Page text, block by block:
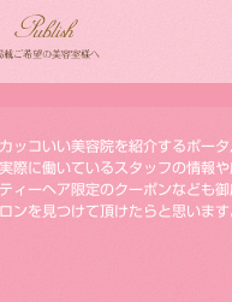
ッコいい美容院を紹介するポー
際に働いているスタッフの情報
ィーヘア限定のクーポンなども
ンを見つけて頂けたらと思います